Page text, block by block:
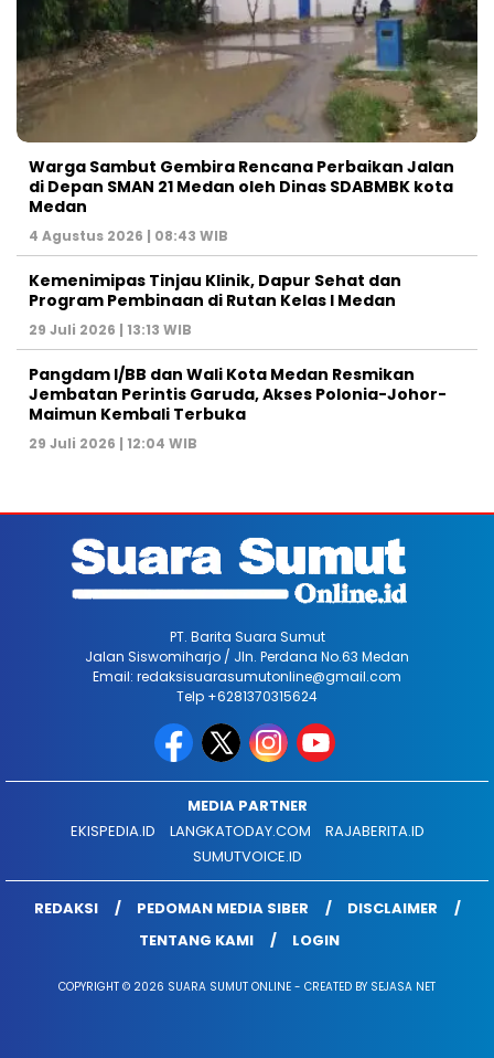
Warga Sambut Gembira Rencana Perbaikan Jalan
di Depan SMAN 21 Medan oleh Dinas SDABMBK kota
Medan
4 Agustus 2026 | 08:43 WIB
Kemenimipas Tinjau Klinik, Dapur Sehat dan
Program Pembinaan di Rutan Kelas I Medan
29 Juli 2026 | 13:13 WIB
Pangdam I/BB dan Wali Kota Medan Resmikan
Jembatan Perintis Garuda, Akses Polonia-Johor-
Maimun Kembali Terbuka
29 Juli 2026 | 12:04 WIB
PT. Barita Suara Sumut
Jalan Siswomiharjo / Jln. Perdana No.63 Medan
Email: redaksisuarasumutonline@gmail.com
Telp +6281370315624
MEDIA PARTNER
EKISPEDIA.ID
LANGKATODAY.COM
RAJABERITA.ID
SUMUTVOICE.ID
REDAKSI PEDOMAN MEDIA SIBER
DISCLAIMER
TENTANG KAMI
LOGIN
COPYRIGHT © 2026 SUARA SUMUT ONLINE - CREATED BY SEJASA NET